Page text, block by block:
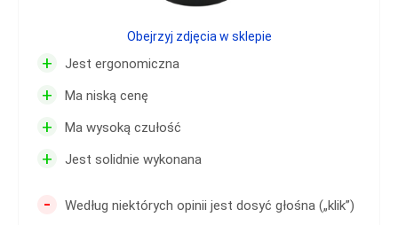
+ Jest ergonomiczna
+ Ma niską cenę
+ Ma wysoką czułość
+ Jest solidnie wykonana
- Według niektórych opinii jest dosyć głośna („klik”)
Obejrzyj zdjęcia w sklepie